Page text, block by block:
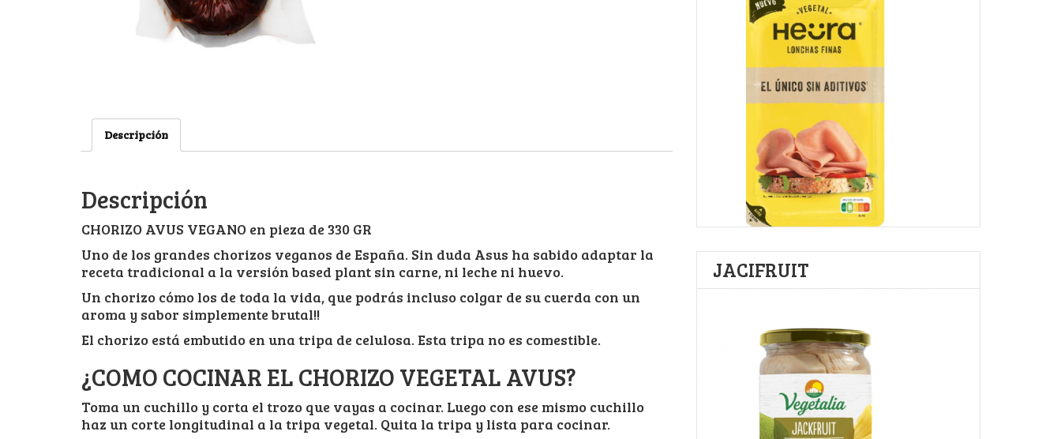
Descripción
Descripción
CHORIZO AVUS VEGANO en pieza de 330 GR
Uno de los grandes chorizos veganos de España. Sin duda Asus ha sabido adaptar la
receta tradicional a la versión based plant sin carne, ni leche ni huevo.
Un chorizo cómo los de toda la vida, que podrás incluso colgar de su cuerda con un
aroma y sabor simplemente brutal!!
El chorizo está embutido en una tripa de celulosa. Esta tripa no es comestible.
¿COMO COCINAR EL CHORIZO VEGETAL AVUS?
Toma un cuchillo y corta el trozo que vayas a cocinar. Luego con ese mismo cuchillo
haz un corte longitudinal a la tripa vegetal. Quita la tripa y lista para cocinar.
JACIFRUIT